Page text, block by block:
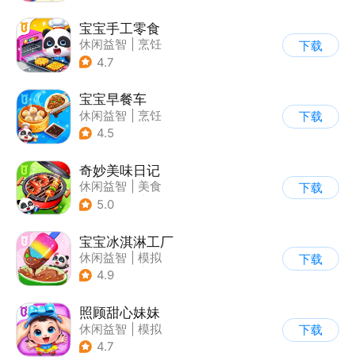
宝宝手工零食
休闲益智
烹饪
| 宝宝巴士
4.7
下载
宝宝早餐车
休闲益智
烹饪
| 宝宝巴士
4.5
下载
奇妙美味日记
休闲益智
美食
| 宝宝巴士
5.0
下载
宝宝冰淇淋工厂
休闲益智
模拟
| 宝宝巴士
4.9
下载
照顾甜心妹妹
休闲益智
模拟
| 宝宝巴士
4.7
下载